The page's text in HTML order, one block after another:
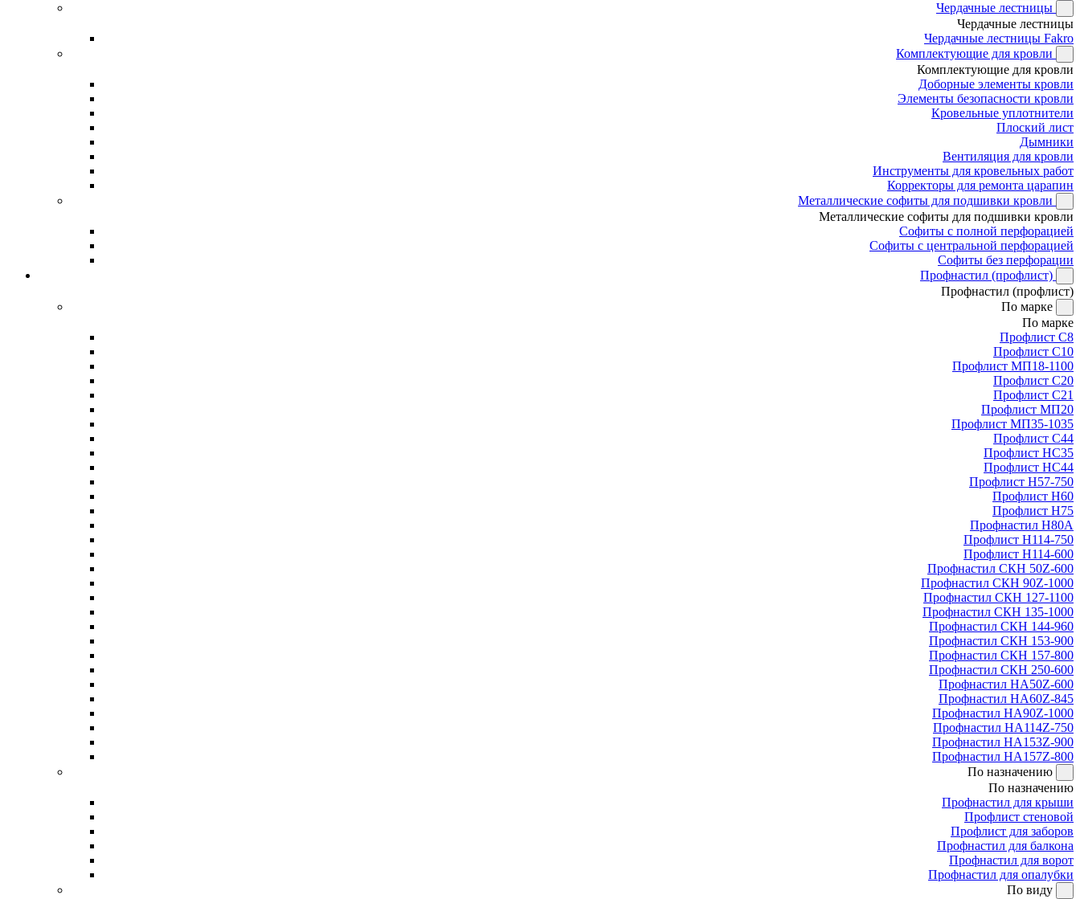
Чердачные лестницы
Чердачные лестницы
Чердачные лестницы Fakro
Комплектующие для кровли
Комплектующие для кровли
Доборные элементы кровли
Элементы безопасности кровли
Кровельные уплотнители
Плоский лист
Дымники
Вентиляция для кровли
Инструменты для кровельных работ
Корректоры для ремонта царапин
Металлические софиты для подшивки кровли
Металлические софиты для подшивки кровли
Софиты с полной перфорацией
Софиты с центральной перфорацией
Софиты без перфорации
Профнастил (профлист)
Профнастил (профлист)
По марке
По марке
Профлист С8
Профлист С10
Профлист МП18-1100
Профлист С20
Профлист С21
Профлист МП20
Профлист МП35-1035
Профлист С44
Профлист НС35
Профлист НС44
Профлист Н57-750
Профлист Н60
Профлист Н75
Профнастил Н80А
Профлист Н114-750
Профлист Н114-600
Профнастил СКН 50Z-600
Профнастил СКН 90Z-1000
Профнастил СКН 127-1100
Профнастил СКН 135-1000
Профнастил СКН 144-960
Профнастил СКН 153-900
Профнастил СКН 157-800
Профнастил СКН 250-600
Профнастил НА50Z-600
Профнастил НА60Z-845
Профнастил НА90Z-1000
Профнастил НА114Z-750
Профнастил НА153Z-900
Профнастил НА157Z-800
По назначению
По назначению
Профнастил для крыши
Профлист стеновой
Профлист для заборов
Профнастил для балкона
Профнастил для ворот
Профнастил для опалубки
По виду